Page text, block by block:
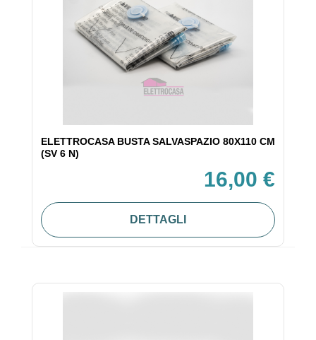
ELETTROCASA BUSTA SALVASPAZIO 80X110 CM
(SV 6 N)
16,00 €
DETTAGLI